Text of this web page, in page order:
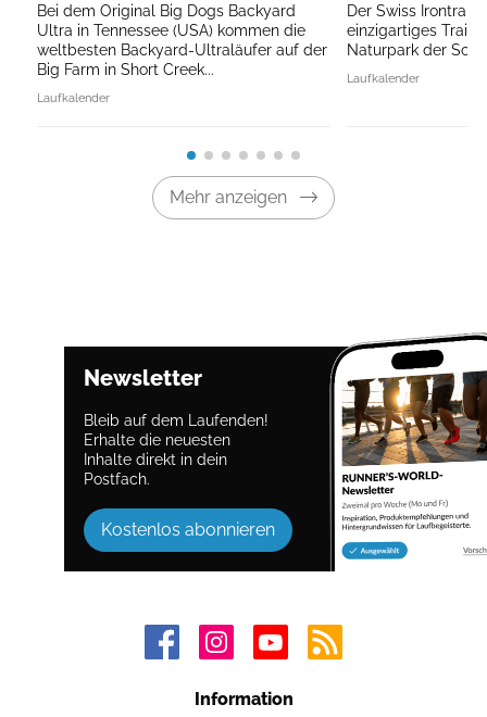
Bei dem Original Big Dogs Backyard
Ultra in Tennessee (USA) kommen die
weltbesten Backyard-Ultraläufer auf der
Big Farm in Short Creek...
Laufkalender
Der Swiss Irontrail
einzigartiges
Naturpark der
Laufkalender
Mehr anzeigen
Newsletter
Bleib auf dem Laufenden!
Erhalte die neuesten
Inhalte direkt in dein
Postfach.
Kostenlos abonnieren
Information